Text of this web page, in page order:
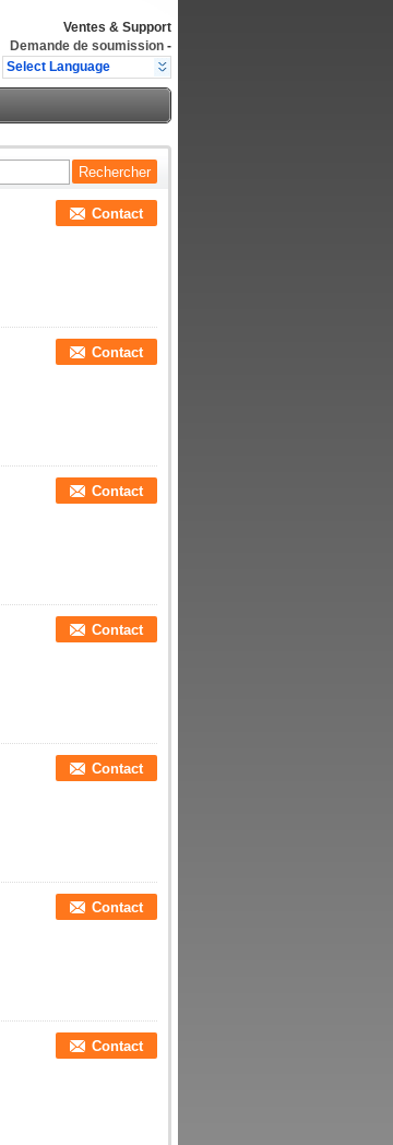
Ventes & Support
Demande de soumission -
Select Language
Contact
Contact
Contact
Contact
Contact
Contact
Contact